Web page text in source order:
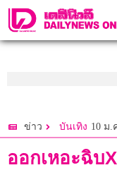
ข่าว บันเทิง 10 ม.
ออกเหอะฉิบ